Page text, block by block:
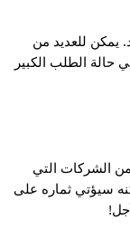
يمكن للعديد من
حالة الطلب الكبير
الشركات التي
سيؤتي ثماره على